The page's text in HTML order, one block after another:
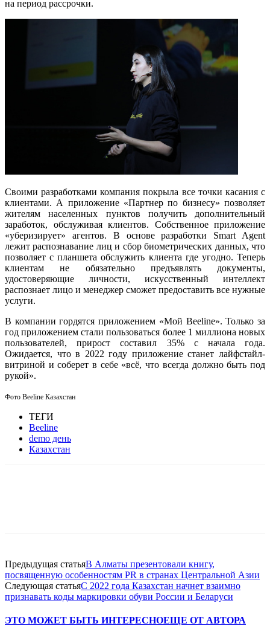
на период рассрочки.
Своими разработками компания покрыла все точки касания с
клиентами. А приложение «Партнер по бизнесу» позволяет
жителям населенных пунктов получить дополнительный
заработок, обслуживая клиентов. Собственное приложение
«уберизирует» агентов. В основе разработки Smart Agent
лежит распознавание лиц и сбор биометрических данных, что
позволяет с планшета обслужить клиента где угодно. Теперь
клиентам не обязательно предъявлять документы,
удостоверяющие личности, искусственный интеллект
распознает лицо и менеджер сможет предоставить все нужные
услуги.
В компании гордятся приложением «Мой Beeline». Только за
год приложением стали пользоваться более 1 миллиона новых
пользователей, прирост составил 35% с начала года.
Ожидается, что в 2022 году приложение станет лайфстайл-
витриной и соберет в себе «всё, что всегда должно быть под
рукой».
Фото Beeline Казахстан
ТЕГИ
Beeline
demo день
Казахстан
Предыдущая статьяВ Алматы презентовали книгу,
посвященную особенностям PR в странах Центральной Азии
Следующая статьяС 2022 года Казахстан начнет взаимно
признавать коды маркировки обуви России и Беларуси
ЭТО МОЖЕТ БЫТЬ ИНТЕРЕСНОЕЩЕ ОТ АВТОРА